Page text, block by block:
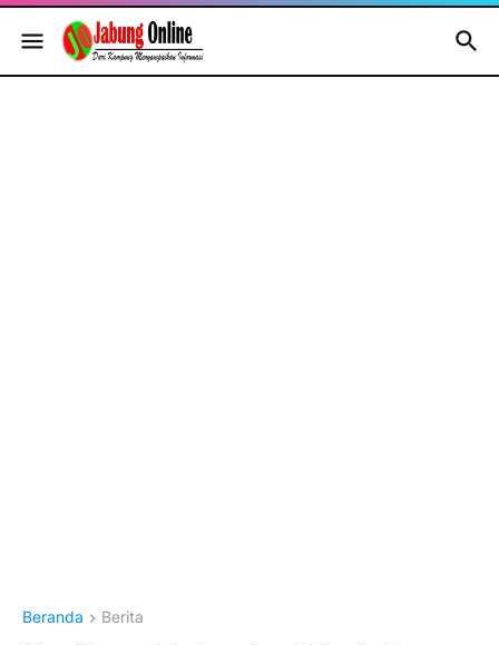
Beranda Berita